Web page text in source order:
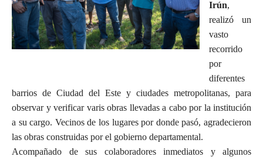
Irún,
realizó un
vasto
recorrido
por
diferentes
barrios de Ciudad del Este y ciudades metropolitanas, para
observar y verificar varis obras llevadas a cabo por la institución
a su cargo. Vecinos de los lugares por donde pasó, agradecieron
las obras construidas por el gobierno departamental.
Acompañado de sus colaboradores inmediatos y algunos